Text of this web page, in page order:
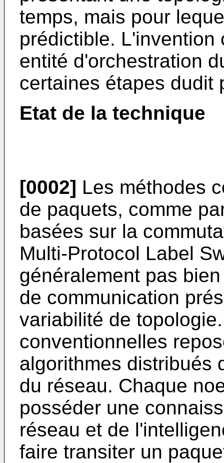
temps, mais pour
prédictible. L'invention
entité d'orchestration
certaines étapes dudit
Etat de la technique
[0002] Les méthodes
de paquets, comme
basées sur la
Multi-Protocol Label
généralement pas
de communication
variabilité de
conventionnelles
algorithmes distribués
du réseau. Chaque
posséder une
réseau et de
faire transiter un